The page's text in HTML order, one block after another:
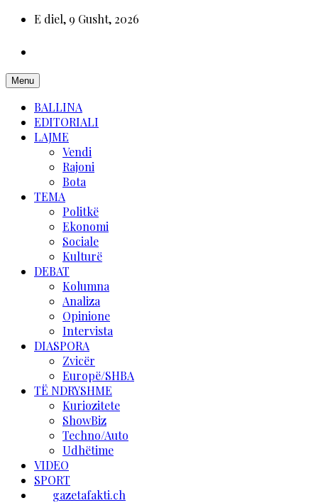
E diel, 9 Gusht, 2026
Menu
BALLINA
EDITORIALI
LAJME
Vendi
Rajoni
Bota
TEMA
Politkë
Ekonomi
Sociale
Kulturë
DEBAT
Kolumna
Analiza
Opinione
Intervista
DIASPORA
Zvicër
Europë/SHBA
TË NDRYSHME
Kuriozitete
ShowBiz
Techno/Auto
Udhëtime
VIDEO
SPORT
gazetafakti.ch